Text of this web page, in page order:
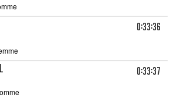
0:33:36
0:33:37